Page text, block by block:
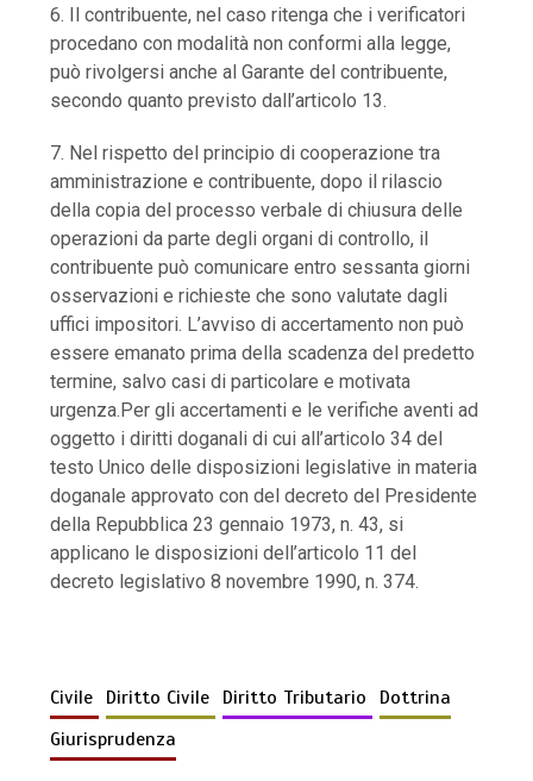
6. Il contribuente, nel caso ritenga che i verificatori
procedano con modalità non conformi alla legge,
può rivolgersi anche al Garante del contribuente,
secondo quanto previsto dall’articolo 13.
7. Nel rispetto del principio di cooperazione tra
amministrazione e contribuente, dopo il rilascio
della copia del processo verbale di chiusura delle
operazioni da parte degli organi di controllo, il
contribuente può comunicare entro sessanta giorni
osservazioni e richieste che sono valutate dagli
uffici impositori. L’avviso di accertamento non può
essere emanato prima della scadenza del predetto
termine, salvo casi di particolare e motivata
urgenza.Per gli accertamenti e le verifiche aventi ad
oggetto i diritti doganali di cui all’articolo 34 del
testo Unico delle disposizioni legislative in materia
doganale approvato con del decreto del Presidente
della Repubblica 23 gennaio 1973, n. 43, si
applicano le disposizioni dell’articolo 11 del
decreto legislativo 8 novembre 1990, n. 374.
Civile Diritto Civile Diritto Tributario
Dottrina
Giurisprudenza